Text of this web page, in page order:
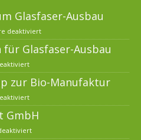
Glasfaser-Ausbau
deaktiviert
Glasfaser-Ausbau
zur Bio-Manufaktur
GmbH